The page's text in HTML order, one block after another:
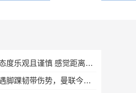
记者：巴萨内部态度乐观且谨慎 感觉距离罗德里转会完成更近了
曼晚：巴莱巴遭遇脚踝韧带伤势，曼联今夏大概率不会继续追求他